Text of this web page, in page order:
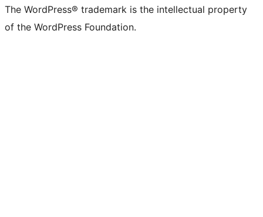
The WordPress® trademark is the intellectual property
of the WordPress Foundation.